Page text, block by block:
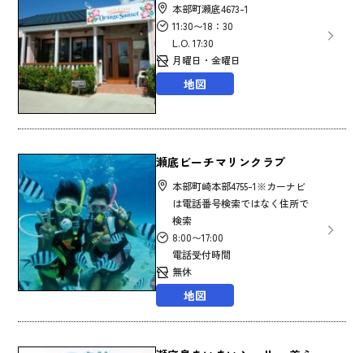
本部町瀬底4673-1
11:30〜18：30
L.O. 17:30
月曜日・金曜日
地図
瀬底ビーチマリンクラブ
本部町崎本部4755-1※カーナビ
は電話番号検索ではなく住所で
検索
8:00〜17:00
電話受付時間
無休
地図